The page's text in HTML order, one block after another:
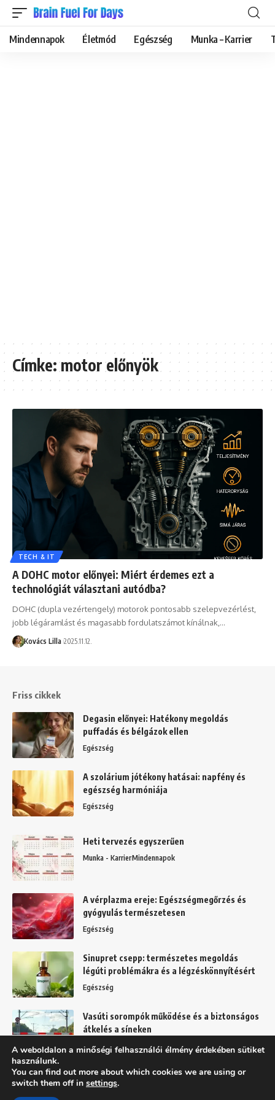
Mindennapok Életmód Egészség Munka – Karrier
Címke:motor előnyök
TECH & IT
A DOHC motor előnyei: Miért érdemes ezt a
technológiát választani autódba?
DOHC (dupla vezértengely) motorok pontosabb szelepvezérlést,
jobb légáramlást és magasabb fordulatszámot kínálnak,…
Kovács Lilla 2025.11.12.
Friss cikkek
Degasin előnyei: Hatékony megoldás
puffadás és bélgázok ellen
Egészség
A szolárium jótékony hatásai: napfény és
egészség harmóniája
Egészség
Heti tervezés egyszerűen
Munka - KarrierMindennapok
A vérplazma ereje: Egészségmegőrzés és
gyógyulás természetesen
Egészség
Sinupret csepp: természetes megoldás
légúti problémákra és a légzéskönnyítésért
Egészség
Vasúti sorompók működése és a biztonságos
átkelés a síneken
Mindennapok
Felhasználási feltételek
A weboldalon a minőségi felhasználói élmény érdekében sütiket
használunk.
You can find out more about which cookies we are using or
switch them off in settings.